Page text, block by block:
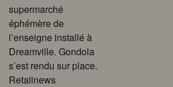
supermarché
éphémère de
l’enseigne installé à
Dreamville. Gondola
s’est rendu sur place.
Retailnews